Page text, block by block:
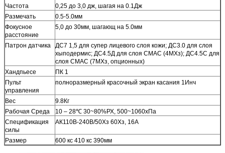
Частота
0,25 до 3,0 дж, шагая на 0.1Дж
Размечать
0.5-5.0мм
Фокусное
расстояние
5,0 до 30мм, шагающ на 5.0мм
Патрон датчика
ДС7 1,5 для супер лицевого слоя кожи; ДС3.0 для слоя
хыподермис; ДС4.5Д для слоя СМАС (4МХз); ДС4.5С для
слоя СМАС (7МХз, опционных)
Хандпьесе
ПК 1
Пульт
управления
полноразмерный красочный экран касания 1Инч
Вес
9.8Кг
Рабочая Среда
10 – 28℃ 30~80%РХ, 500~1060хПа
Спецификация
силы
АК110В-240В/50Хз 60Хз, 16А
Размер 600 кс 410 кс 390мм